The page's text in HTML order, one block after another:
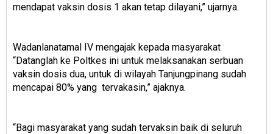
mendapat vaksin dosis 1 akan tetap dilayani,” ujarnya.
Wadanlanatamal IV mengajak kepada masyarakat
“Datanglah ke Poltkes ini untuk melaksanakan serbuan
vaksin dosis dua, untuk di wilayah Tanjungpinang sudah
mencapai 80% yang tervakasin,” ajaknya.
“Bagi masyarakat yang sudah tervaksin baik di seluruh